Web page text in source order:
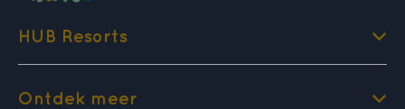
HUB Resorts
Ontdek meer